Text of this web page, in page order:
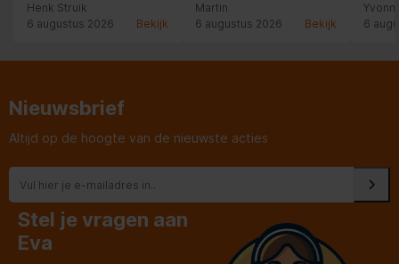
Henk Struik
6 augustus 2026
Bekijk
Martin
6 augustus 2026
Bekijk
6
Nieuwsbrief
Altijd op de hoogte van de nieuwste acties
Stel je vragen aan
Eva